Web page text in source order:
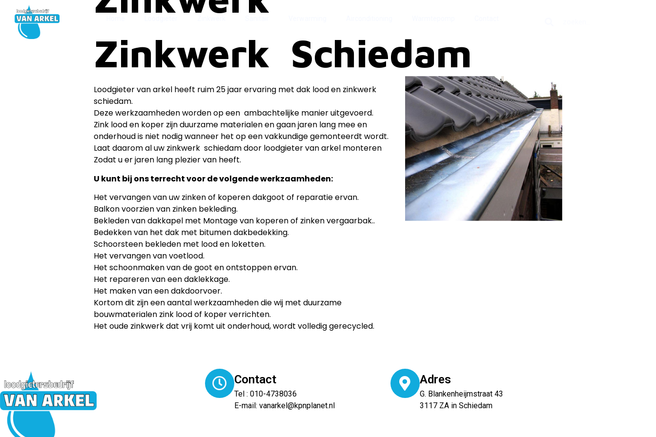
Zinkwerk Schiedam
Loodgieter van arkel heeft ruim 25 jaar ervaring met dak lood en zinkwerk
schiedam.
Deze werkzaamheden worden op een ambachtelijke manier uitgevoerd.
Zink lood en koper zijn duurzame materialen en gaan jaren lang mee en
onderhoud is niet nodig wanneer het op een vakkundige gemonteerdt wordt.
Laat daarom al uw zinkwerk schiedam door loodgieter van arkel monteren
Zodat u er jaren lang plezier van heeft.
U kunt bij ons terrecht voor de volgende werkzaamheden:
Het vervangen van uw zinken of koperen dakgoot of reparatie ervan.
Balkon voorzien van zinken bekleding.
Bekleden van dakkapel met Montage van koperen of zinken vergaarbak..
Bedekken van het dak met bitumen dakbedekking.
Schoorsteen bekleden met lood en loketten.
Het vervangen van voetlood.
Het schoonmaken van de goot en ontstoppen ervan.
Het repareren van een daklekkage.
Het maken van een dakdoorvoer.
Kortom dit zijn een aantal werkzaamheden die wij met duurzame
bouwmaterialen zink lood of koper verrichten.
Het oude zinkwerk dat vrij komt uit onderhoud, wordt volledig gerecycled.
Contact
Tel : 010-4738036
E-mail: vanarkel@kpnplanet.nl
Adres
G. Blankenheijmstraat 43
3117 ZA in Schiedam